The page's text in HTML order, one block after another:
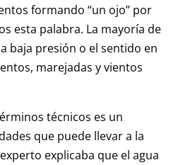
formando “un ojo” por
esta palabra. La mayoría de
baja presión o el sentido en
marejadas y vientos
técnicos es un
que puede llevar a la
explicaba que el agua